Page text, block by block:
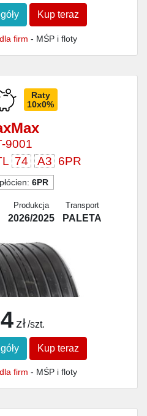
Kup teraz
firm - MŚP i floty
Raty
10x0%
9001
74 A3 6PR
6PR
Produkcja
2026/2025
Transport
PALETA
zł /szt.
Kup teraz
firm - MŚP i floty